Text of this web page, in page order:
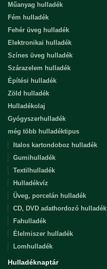
Műanyag hulladék
Fém hulladék
Fehér üveg hulladék
Elektronikai hulladék
Színes üveg hulladék
Szárazelem hulladék
Építési hulladék
Zöld hulladék
Hulladékolaj
Gyógyszerhulladék
még több hulladéktipus
Italos kartondoboz hulladék
Gumihulladék
Textilhulladék
Hulladékvíz
Üveg, porcelán hulladék
CD, DVD adathordozó hulladék
Fahulladék
Élelmiszer hulladék
Lomhulladék
Hulladéknaptár